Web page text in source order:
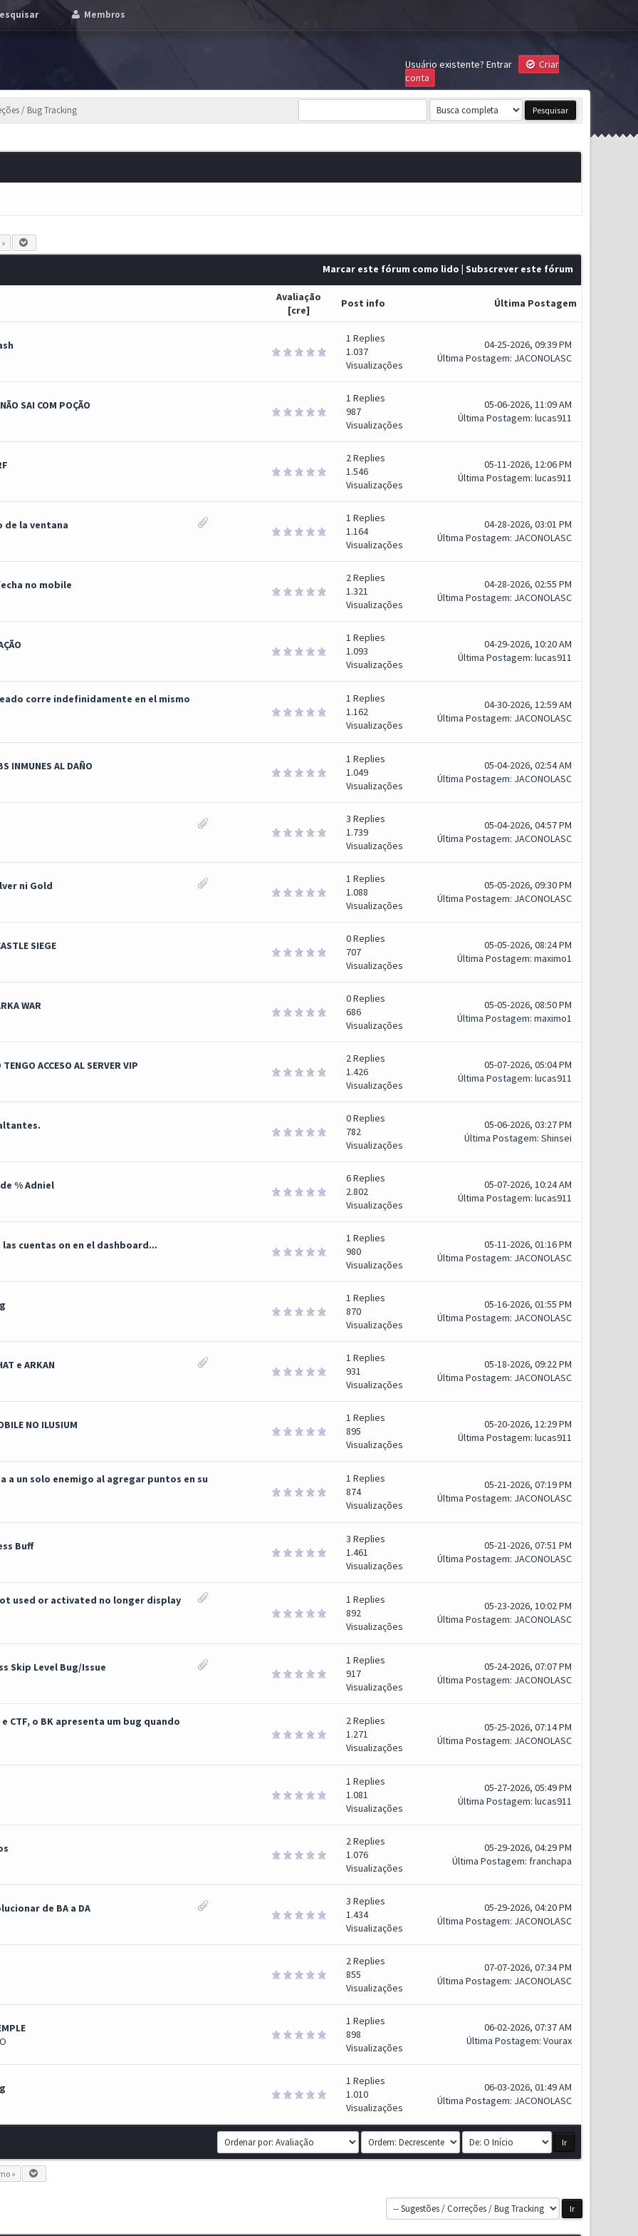
Membros
Usuário existente? Entrar
Criar
conta
/ Bug Tracking
Marcar este fórum como lido | Subscrever este fórum
Avaliação
[cre]
Post info Última Postagem
1 Replies
1.037
Visualizações
04-25-2026, 09:39 PM
Última Postagem: JACONOLASC
SAI COM POÇÃO
1 Replies
987
Visualizações
05-06-2026, 11:09 AM
Última Postagem: lucas911
2Replies
1.546
Visualizações
05-11-2026, 12:06 PM
Última Postagem: lucas911
de la ventana
1 Replies
1.164
Visualizações
04-28-2026, 03:01 PM
Última Postagem: JACONOLASC
no mobile
2Replies
1.321
Visualizações
04-28-2026, 02:55 PM
Última Postagem: JACONOLASC
1 Replies
1.093
Visualizações
04-29-2026, 10:20 AM
Última Postagem: lucas911
corre indefinidamente en el mismo
1 Replies
1.162
Visualizações
04-30-2026, 12:59 AM
Última Postagem: JACONOLASC
INMUNES AL DAÑO
1 Replies
1.049
Visualizações
05-04-2026, 02:54 AM
Última Postagem: JACONOLASC
3 Replies
1.739
Visualizações
05-04-2026, 04:57 PM
Última Postagem: JACONOLASC
ni Gold
1 Replies
1.088
Visualizações
05-05-2026, 09:30 PM
Última Postagem: JACONOLASC
SIEGE
0Replies
707
Visualizações
05-05-2026, 08:24 PM
Última Postagem: maximo1
WAR
0Replies
686
Visualizações
05-05-2026, 08:50 PM
Última Postagem: maximo1
ACCESO AL SERVER VIP
2Replies
1.426
Visualizações
05-07-2026, 05:04 PM
Última Postagem: lucas911
0Replies
782
Visualizações
05-06-2026, 03:27 PM
Última Postagem: Shinsei
% Adniel
6Replies
2.802
Visualizações
05-07-2026, 10:24 AM
Última Postagem: lucas911
las cuentas on en el dashboard...
1 Replies
980
Visualizações
05-11-2026, 01:16 PM
Última Postagem: JACONOLASC
1 Replies
870
Visualizações
05-16-2026, 01:55 PM
Última Postagem: JACONOLASC
e ARKAN
1 Replies
931
Visualizações
05-18-2026, 09:22 PM
Última Postagem: JACONOLASC
NO ILUSIUM
1 Replies
895
Visualizações
05-20-2026, 12:29 PM
Última Postagem: lucas911
a un solo enemigo al agregar puntos en su
1 Replies
874
Visualizações
05-21-2026, 07:19 PM
Última Postagem: JACONOLASC
Buff
3 Replies
1.461
Visualizações
05-21-2026, 07:51 PM
Última Postagem: JACONOLASC
used or activated no longer display
1 Replies
892
Visualizações
05-23-2026, 10:02 PM
Última Postagem: JACONOLASC
Skip Level Bug/Issue
1 Replies
917
Visualizações
05-24-2026, 07:07 PM
Última Postagem: JACONOLASC
CTF, o BK apresenta um bug quando
2Replies
1.271
Visualizações
05-25-2026, 07:14 PM
Última Postagem: JACONOLASC
1 Replies
1.081
Visualizações
05-27-2026, 05:49 PM
Última Postagem: lucas911
2Replies
1.076
Visualizações
05-29-2026, 04:29 PM
Última Postagem: franchapa
de BA a DA
3 Replies
1.434
Visualizações
05-29-2026, 04:20 PM
Última Postagem: JACONOLASC
2Replies
855
Visualizações
07-07-2026, 07:34 PM
Última Postagem: JACONOLASC
1 Replies
898
Visualizações
06-02-2026, 07:37 AM
Última Postagem: Vourax
1 Replies
1.010
Visualizações
06-03-2026, 01:49 AM
Última Postagem: JACONOLASC
»